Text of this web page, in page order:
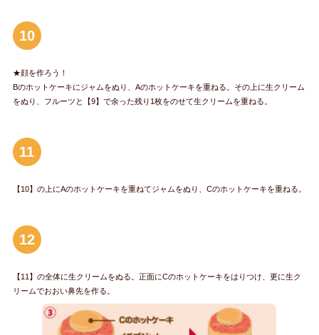
10
★顔を作ろう！
Bのホットケーキにジャムをぬり、Aのホットケーキを重ねる。その上に生クリーム
をぬり、フルーツと【9】で余った残り1枚をのせて生クリームを重ねる。
11
【10】の上にAのホットケーキを重ねてジャムをぬり、Cのホットケーキを重ねる。
12
【11】の全体に生クリームをぬる。正面にCのホットケーキをはりつけ、更に生ク
リームでおおい鼻先を作る。